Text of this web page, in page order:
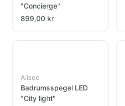
"Concierge"
899,00 kr
Aliseo
Badrumsspegel LED
"City light"